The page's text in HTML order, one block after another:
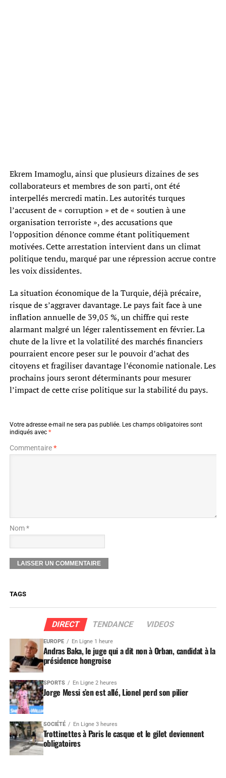
Ekrem Imamoglu, ainsi que plusieurs dizaines de ses
collaborateurs et membres de son parti, ont été
interpellés mercredi matin. Les autorités turques
l’accusent de « corruption » et de « soutien à une
organisation terroriste », des accusations que
l’opposition dénonce comme étant politiquement
motivées. Cette arrestation intervient dans un climat
politique tendu, marqué par une répression accrue contre
les voix dissidentes.
La situation économique de la Turquie, déjà précaire,
risque de s’aggraver davantage. Le pays fait face à une
inflation annuelle de 39,05 %, un chiffre qui reste
alarmant malgré un léger ralentissement en février. La
chute de la livre et la volatilité des marchés financiers
pourraient encore peser sur le pouvoir d’achat des
citoyens et fragiliser davantage l’économie nationale. Les
prochains jours seront déterminants pour mesurer
l’impact de cette crise politique sur la stabilité du pays.
Votre adresse e-mail ne sera pas publiée. Les champs obligatoires sont
indiqués avec *
Commentaire*
Nom *
TAGS
DIRECT TENDANCE VIDEOS
EUROPE En Ligne 1 heure
Andras Baka, le juge qui a dit non à Orban, candidat à la
présidence hongroise
SPORTS En Ligne 2 heures
Jorge Messi s’en est allé, Lionel perd son pilier
SOCIÉTÉ En Ligne 3 heures
Trottinettes à Paris le casque et le gilet deviennent
obligatoires